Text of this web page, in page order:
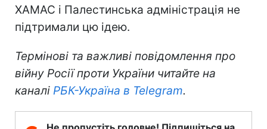
ХАМАС і Палестинська адміністрація не
підтримали цю ідею.
Термінові та важливі повідомлення про
війну Росії проти України читайте на
каналі РБК-Україна в Telegram.